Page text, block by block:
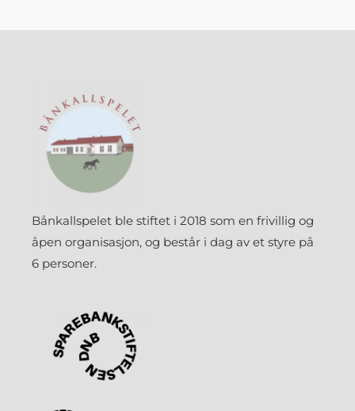
Bånkallspelet ble stiftet i 2018 som en frivillig og
åpen organisasjon, og består i dag av et styre på
6 personer.